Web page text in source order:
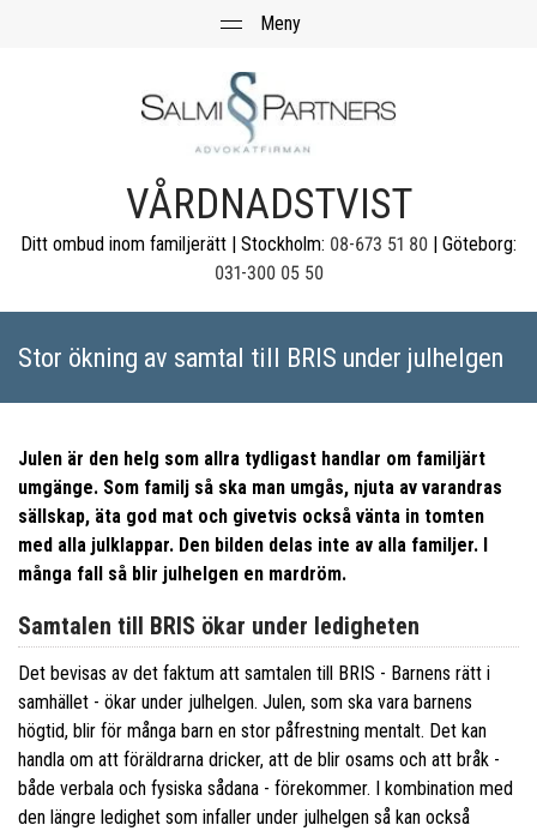
VÅRDNADSTVIST
Ditt ombud inom familjerätt | Stockholm: 08-673 51 80 | Göteborg:
031-300 05 50
Stor ökning av samtal till BRIS under julhelgen
Julen är den helg som allra tydligast handlar om familjärt
umgänge. Som familj så ska man umgås, njuta av varandras
sällskap, äta god mat och givetvis också vänta in tomten
med alla julklappar. Den bilden delas inte av alla familjer. I
många fall så blir julhelgen en mardröm.
Samtalen till BRIS ökar under ledigheten
Det bevisas av det faktum att samtalen till BRIS - Barnens rätt i
samhället - ökar under julhelgen. Julen, som ska vara barnens
högtid, blir för många barn en stor påfrestning mentalt. Det kan
handla om att föräldrarna dricker, att de blir osams och att bråk -
både verbala och fysiska sådana - förekommer. I kombination med
den längre ledighet som infaller under julhelgen så kan också